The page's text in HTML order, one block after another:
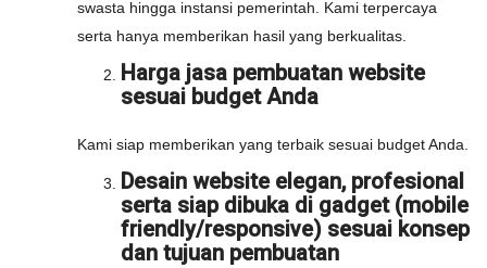
swasta hingga instansi pemerintah. Kami terpercaya
serta hanya memberikan hasil yang berkualitas.
Harga jasa pembuatan website
sesuai budget Anda
Kami siap memberikan yang terbaik sesuai budget Anda.
Desain website elegan, profesional
serta siap dibuka di gadget (mobile
friendly/responsive) sesuai konsep
dan tujuan pembuatan